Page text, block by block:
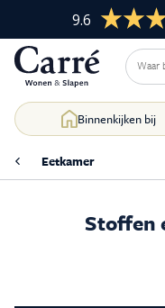
9.6
Woonkamer
Binnenkijken bij
Eetkamer
Stoffen